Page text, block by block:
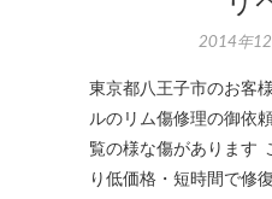
2014年
東京都八王子市のお客
ルのリム傷修理の御依
覧の様な傷があります
り低価格・短時間で修